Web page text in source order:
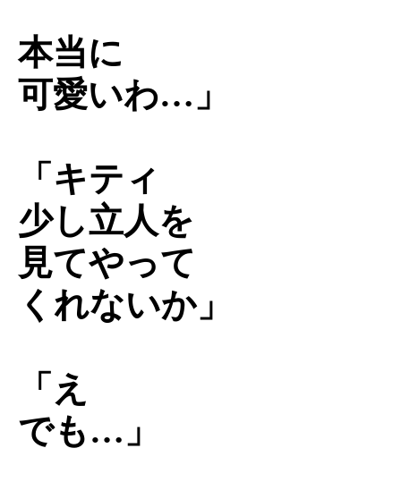
本当に
可愛いわ…」
「キティ
少し立人を
見てやって
くれないか」
「え
でも…」